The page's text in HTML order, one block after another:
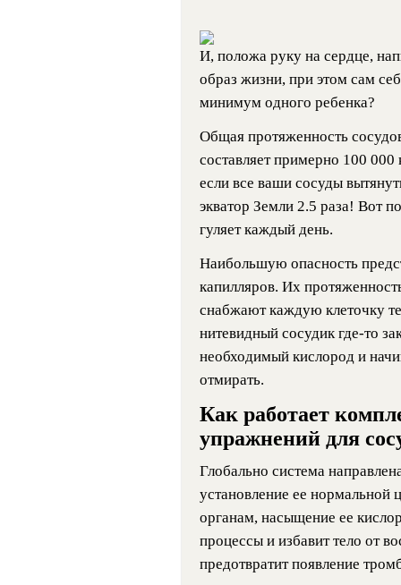
И, положа руку на сердце,
образ жизни, при этом сам
минимум одного ребенка?
Общая протяженность
составляет примерно 100 000
если все ваши сосуды
экватор Земли 2.5 раза! Вот
гуляет каждый день.
Наибольшую опасность
капилляров. Их
снабжают каждую клеточку
нитевидный сосудик где-то
необходимый кислород и
отмирать.
Как работает
упражнений для
Глобально система
установление ее нормальной
органам, насыщение ее
процессы и избавит тело от
предотвратит появление